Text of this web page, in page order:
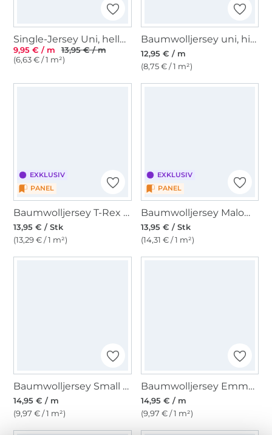
Single-Jersey Uni, hellgrau meliert
9,95 € / m
13,95 € / m
(6,63 € / 1 m²)
Baumwolljersey uni, himbeere
12,95 € / m
(8,75 € / 1 m²)
EXKLUSIV
PANEL
Baumwolljersey T-Rex World Panel Allosaurus 150 x 70 cm
13,95 € / Stk
(13,29 € / 1 m²)
EXKLUSIV
PANEL
Baumwolljersey Malomi Panel Traktor 150 x 65 cm
13,95 € / Stk
(14,31 € / 1 m²)
Baumwolljersey Small Stripes, rot
14,95 € / m
(9,97 € / 1 m²)
Baumwolljersey Emma gestreift, pfirsich
14,95 € / m
(9,97 € / 1 m²)